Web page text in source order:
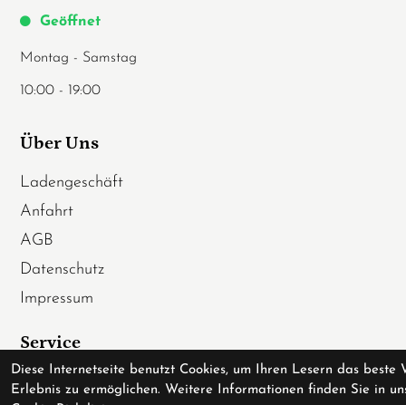
Geöffnet
Montag - Samstag
10:00 - 19:00
Über Uns
Ladengeschäft
Anfahrt
AGB
Datenschutz
Impressum
Service
Fahrradversicherung
Diese Internetseite benutzt Cookies, um Ihren Lesern das beste
Erlebnis zu ermöglichen. Weitere Informationen finden Sie in